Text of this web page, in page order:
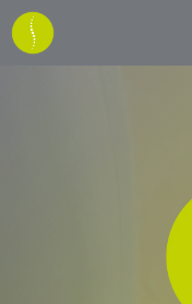
Saltar
al